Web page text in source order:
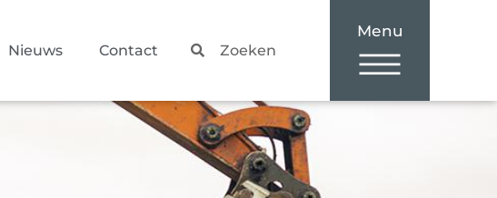
Nieuws Contact